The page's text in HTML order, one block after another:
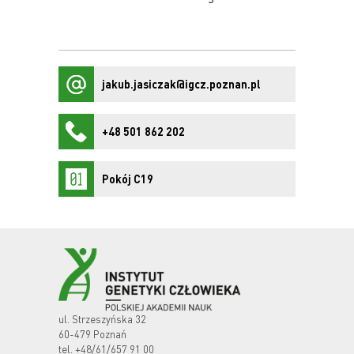
jakub.jasiczak@igcz.poznan.pl
+48 501 862 202
Pokój C19
ul. Strzeszyńska 32
60-479 Poznań
tel. +48/61/657 91 00